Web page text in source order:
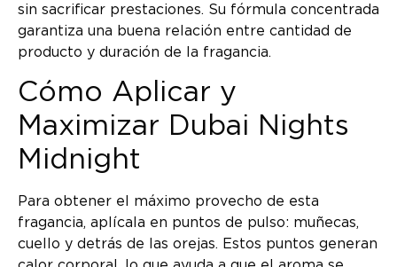
sin sacrificar prestaciones. Su fórmula concentrada
garantiza una buena relación entre cantidad de
producto y duración de la fragancia.
Cómo Aplicar y
Maximizar Dubai Nights
Midnight
Para obtener el máximo provecho de esta
fragancia, aplícala en puntos de pulso: muñecas,
cuello y detrás de las orejas. Estos puntos generan